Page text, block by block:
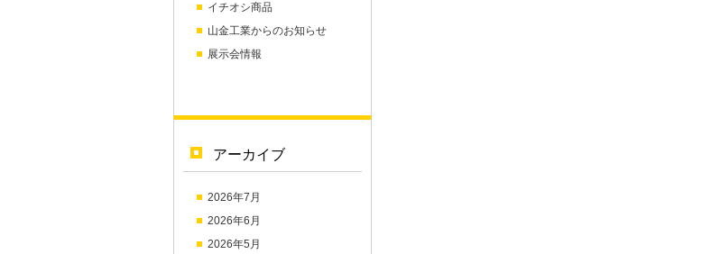
イチオシ商品
山金工業からのお知らせ
展示会情報
アーカイブ
2026年7月
2026年6月
2026年5月